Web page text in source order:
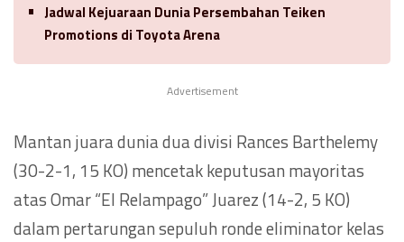
Jadwal Kejuaraan Dunia Persembahan Teiken
Promotions di Toyota Arena
Advertisement
Mantan juara dunia dua divisi Rances Barthelemy
(30-2-1, 15 KO) mencetak keputusan mayoritas
atas Omar “El Relampago” Juarez (14-2, 5 KO)
dalam pertarungan sepuluh ronde eliminator kelas